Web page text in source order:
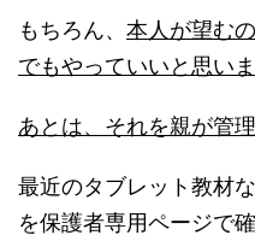
もちろん、 本人が望む
でもやっていいと思いま
あとは、それを親が管
最近のタブレット教材
を保護者専用ページで